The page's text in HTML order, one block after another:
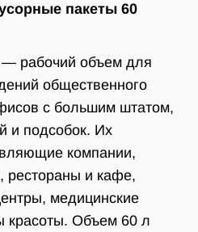
пакеты 60
— рабочий объем для
общественного
с большим штатом,
и подсобок. Их
компании,
рестораны и кафе,
медицинские
красоты. Объем 60 л